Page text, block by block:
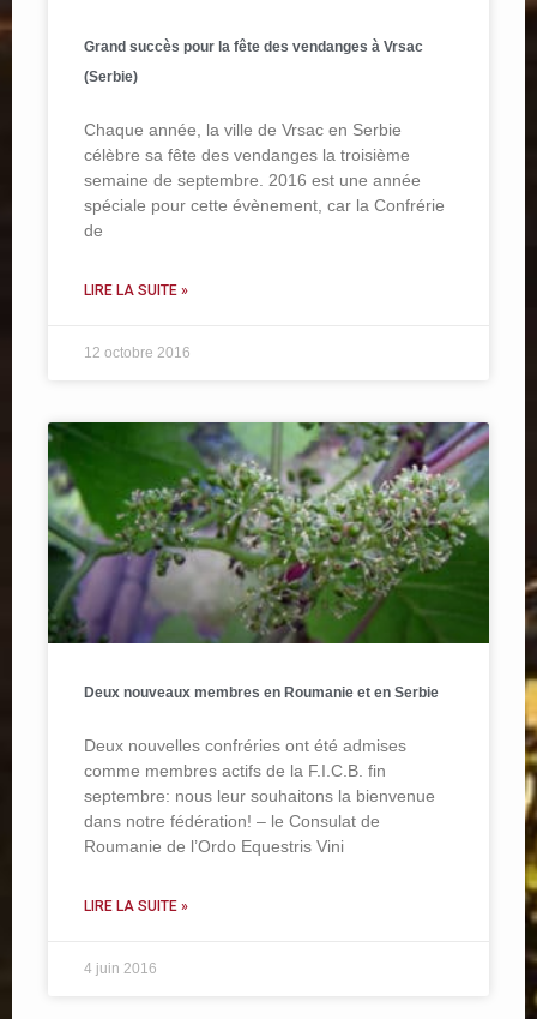
Grand succès pour la fête des vendanges à Vrsac
(Serbie)
Chaque année, la ville de Vrsac en Serbie
célèbre sa fête des vendanges la troisième
semaine de septembre. 2016 est une année
spéciale pour cette évènement, car la Confrérie
de
LIRE LA SUITE »
12 octobre 2016
Deux nouveaux membres en Roumanie et en Serbie
Deux nouvelles confréries ont été admises
comme membres actifs de la F.I.C.B. fin
septembre: nous leur souhaitons la bienvenue
dans notre fédération! – le Consulat de
Roumanie de l’Ordo Equestris Vini
LIRE LA SUITE »
4 juin 2016